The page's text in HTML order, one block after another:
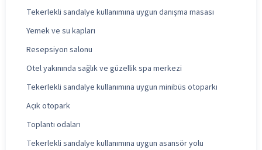
Tekerlekli sandalye kullanımına uygun danışma masası
Yemek ve su kapları
Resepsiyon salonu
Otel yakınında sağlık ve güzellik spa merkezi
Tekerlekli sandalye kullanımına uygun minibüs otoparkı
Açık otopark
Toplantı odaları
Tekerlekli sandalye kullanımına uygun asansör yolu